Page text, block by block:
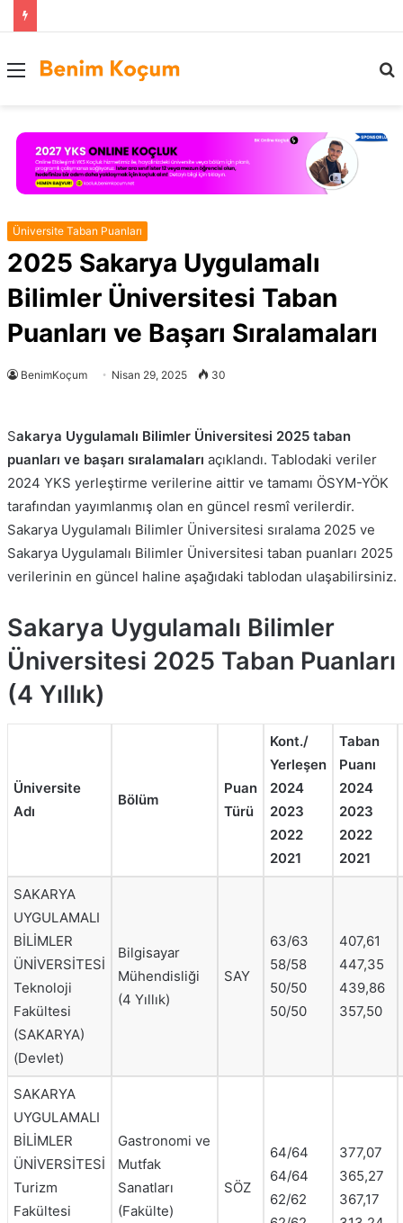
Menü
Üniversite Taban Puanları
2025 Sakarya Uygulamalı
Bilimler Üniversitesi Taban
Puanları ve Başarı Sıralamaları
BenimKoçum Nisan 29, 2025 30
Sakarya Uygulamalı Bilimler Üniversitesi 2025 taban
puanları ve başarı sıralamaları açıklandı. Tablodaki veriler
2024 YKS yerleştirme verilerine aittir ve tamamı ÖSYM-YÖK
tarafından yayımlanmış olan en güncel resmî verilerdir.
Sakarya Uygulamalı Bilimler Üniversitesi sıralama 2025 ve
Sakarya Uygulamalı Bilimler Üniversitesi taban puanları 2025
verilerinin en güncel haline aşağıdaki tablodan ulaşabilirsiniz.
Sakarya Uygulamalı Bilimler
Üniversitesi 2025 Taban Puanları
(4 Yıllık)
Üniversite
Adı
Bölüm
Puan
Türü
Kont./
Yerleşen
2024
2023
2022
2021
Taban
Puanı
2024
2023
2022
2021
SAKARYA
UYGULAMALI
BİLİMLER
ÜNİVERSİTESİ
Teknoloji
Fakültesi
(SAKARYA)
(Devlet)
Bilgisayar
Mühendisliği
(4 Yıllık)
SAY
63/63
58/58
50/50
50/50
407,61
447,35
439,86
357,50
SAKARYA
UYGULAMALI
BİLİMLER
ÜNİVERSİTESİ
Turizm
Fakültesi
Gastronomi ve
Mutfak
Sanatları
(Fakülte)
SÖZ
64/64
64/64
62/62
377,07
365,27
367,17